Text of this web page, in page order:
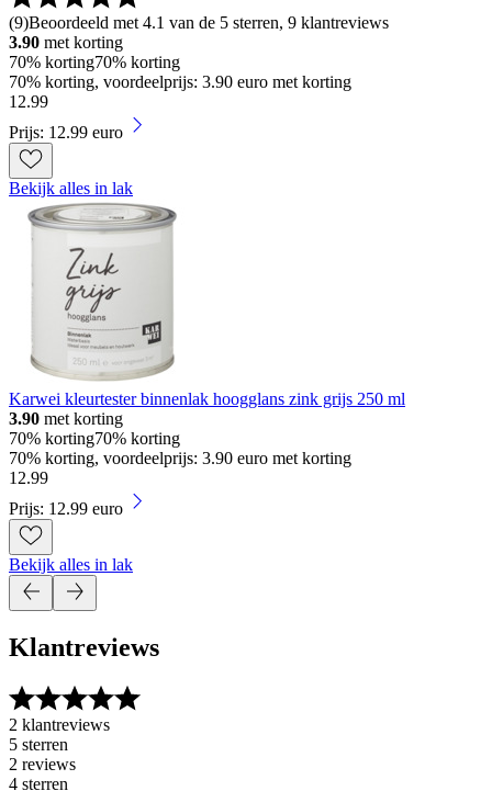
(9)Beoordeeld met 4.1 van de 5 sterren, 9 klantreviews
3.90 met korting
70% korting70% korting
70% korting, voordeelprijs: 3.90 euro met korting
12.99
Prijs: 12.99 euro
Bekijk alles in lak
Karwei kleurtester binnenlak hoogglans zink grijs 250 ml
3.90 met korting
70% korting70% korting
70% korting, voordeelprijs: 3.90 euro met korting
12.99
Prijs: 12.99 euro
Bekijk alles in lak
Klantreviews
2 klantreviews
5 sterren
2 reviews
4 sterren